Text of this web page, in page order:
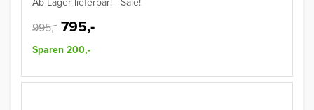
995,- 795,-
Sparen 200,-